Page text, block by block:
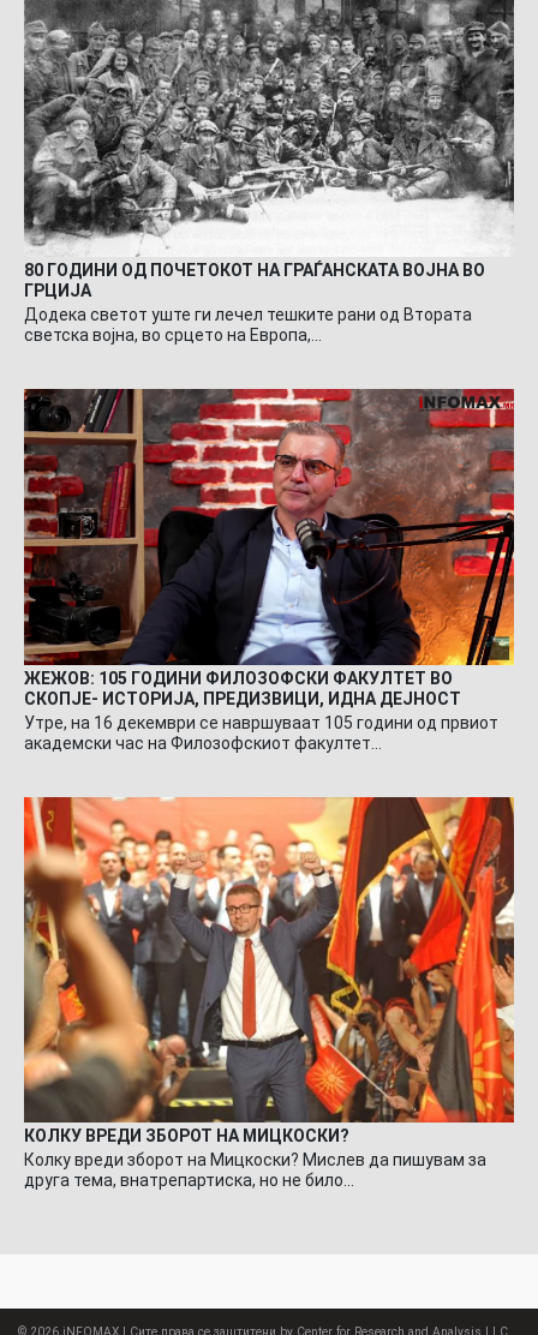
80 ГОДИНИ ОД ПОЧЕТОКОТ НА ГРАЃАНСКАТА ВОЈНА ВО
ГРЦИЈА
Додека светот уште ги лечел тешките рани од Втората
светска војна, во срцето на Европа,…
ЖЕЖОВ: 105 ГОДИНИ ФИЛОЗОФСКИ ФАКУЛТЕТ ВО
СКОПЈЕ- ИСТОРИЈА, ПРЕДИЗВИЦИ, ИДНА ДЕЈНОСТ
Утре, на 16 декември се навршуваат 105 години од првиот
академски час на Филозофскиот факултет…
КОЛКУ ВРЕДИ ЗБОРОТ НА МИЦКОСКИ?
Колку вреди зборот на Мицкоски? Мислев да пишувам за
друга тема, внатрепартиска, но не било…
© 2026 iNFOMAX | Сите права се заштитени by Center for Research and Analysis LLC